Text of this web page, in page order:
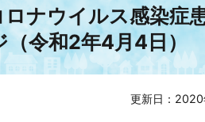
ナウイルス感染症
令和2年4月4日）
更新日：2020